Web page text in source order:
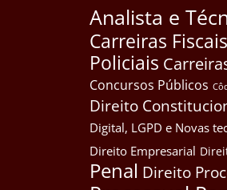
Analista e
Carreiras Fiscais
Policiais
Concursos Públicos
Direito
Digital, LGPD e Novas
Direito Empresarial
Penal Direito